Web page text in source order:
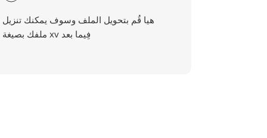
هيا قُم بتحويل الملف وسوف يمكنك تنزيل
ملفك بصيغة xv فِيما بعد